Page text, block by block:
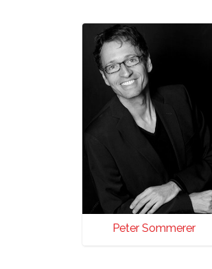
Peter Sommerer